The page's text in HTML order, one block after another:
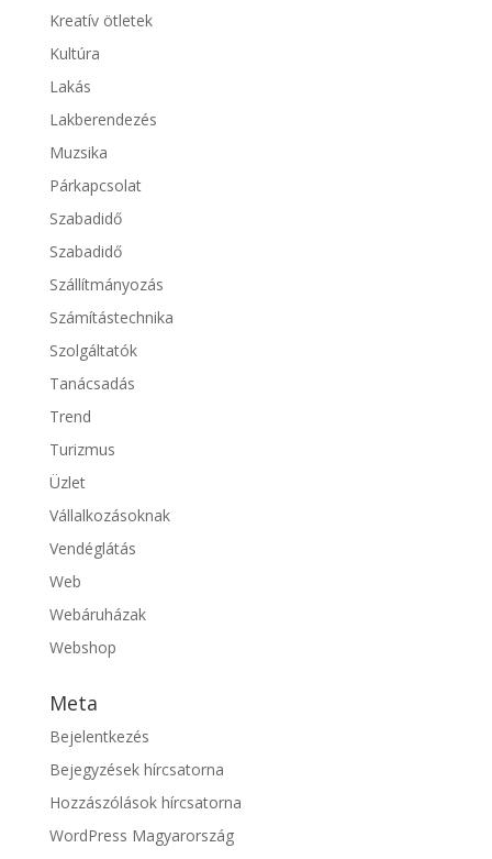
Kreatív ötletek
Kultúra
Lakás
Lakberendezés
Muzsika
Párkapcsolat
Szabadidő
Szabadidő
Szállítmányozás
Számítástechnika
Szolgáltatók
Tanácsadás
Trend
Turizmus
Üzlet
Vállalkozásoknak
Vendéglátás
Web
Webáruházak
Webshop
Meta
Bejelentkezés
Bejegyzések hírcsatorna
Hozzászólások hírcsatorna
WordPress Magyarország